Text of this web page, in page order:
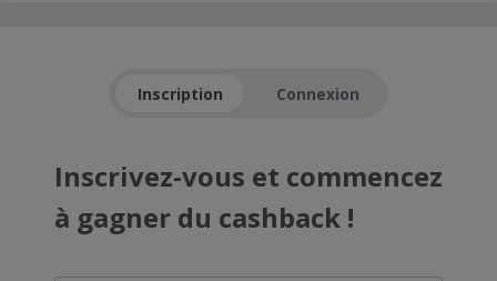
Inscription Connexion
Inscrivez-vous et commencez
à gagner du cashback !